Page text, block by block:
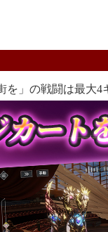
を」の戦闘は最大